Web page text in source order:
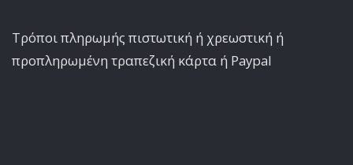
Τρόποι πληρωμής πιστωτική ή χρεωστική ή
προπληρωμένη τραπεζική κάρτα ή Paypal